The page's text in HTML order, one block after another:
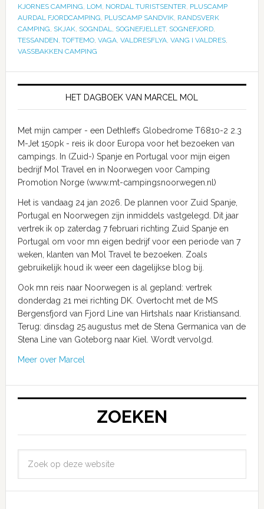
KJORNES CAMPING, LOM, NORDAL TURISTSENTER, PLUSCAMP
AURDAL FJORDCAMPING, PLUSCAMP SANDVIK, RANDSVERK
CAMPING, SKJAK, SOGNDAL, SOGNEFJELLET, SOGNEFJORD,
TESSANDEN, TOFTEMO, VAGA, VALDRESFLYA, VANG I VALDRES,
VASSBAKKEN CAMPING
HET DAGBOEK VAN MARCEL MOL
Met mijn camper - een Dethleffs Globedrome T6810-2 2.3
M-Jet 150pk - reis ik door Europa voor het bezoeken van
campings. In (Zuid-) Spanje en Portugal voor mijn eigen
bedrijf Mol Travel en in Noorwegen voor Camping
Promotion Norge (www.mt-campingsnoorwegen.nl)
Het is vandaag 24 jan 2026. De plannen voor Zuid Spanje,
Portugal en Noorwegen zijn inmiddels vastgelegd. Dit jaar
vertrek ik op zaterdag 7 februari richting Zuid Spanje en
Portugal om voor mn eigen bedrijf voor een periode van 7
weken, klanten van Mol Travel te bezoeken. Zoals
gebruikelijk houd ik weer een dagelijkse blog bij.
Ook mn reis naar Noorwegen is al gepland: vertrek
donderdag 21 mei richting DK. Overtocht met de MS
Bergensfjord van Fjord Line van Hirtshals naar Kristiansand.
Terug: dinsdag 25 augustus met de Stena Germanica van de
Stena Line van Goteborg naar Kiel. Wordt vervolgd.
Meer over Marcel
ZOEKEN